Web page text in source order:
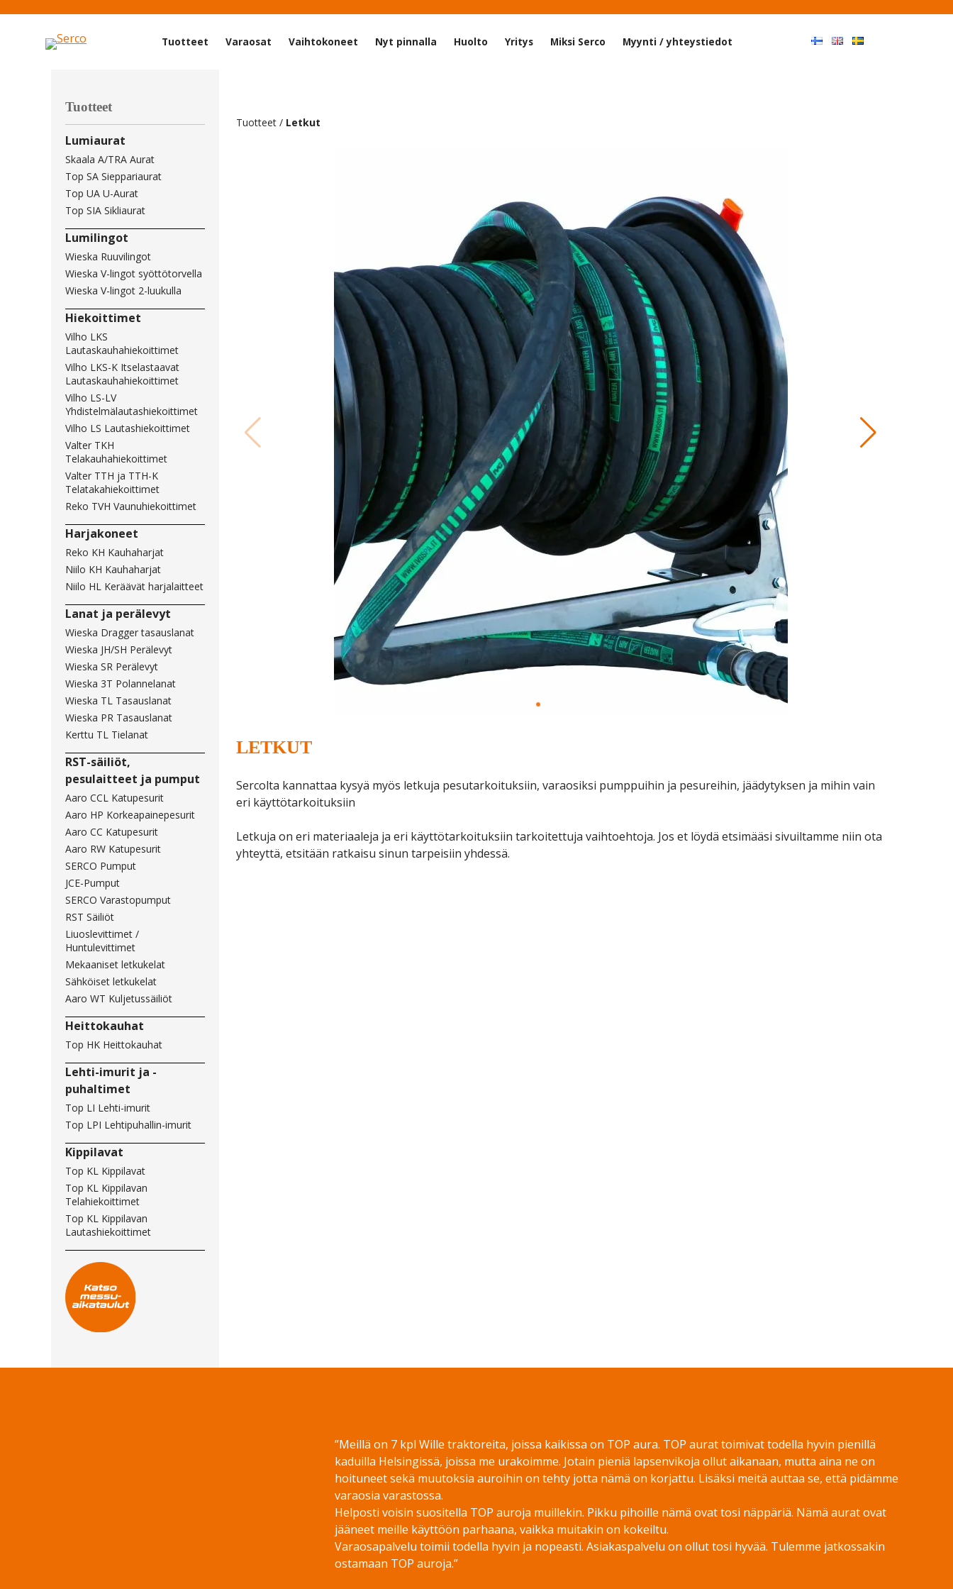
Tuotteet Varaosat Vaihtokoneet Nyt pinnalla Huolto Yritys Miksi Serco Myynti / yhteystiedot
Tuotteet
Lumiaurat
Skaala A/TRA Aurat
Top SA Sieppariaurat
Top UA U-Aurat
Top SIA Sikliaurat
Lumilingot
Wieska Ruuvilingot
Wieska V-lingot syöttötorvella
Wieska V-lingot 2-luukulla
Hiekoittimet
Vilho LKS
Lautaskauhahiekoittimet
Vilho LKS-K Itselastaavat
Lautaskauhahiekoittimet
Vilho LS-LV
Yhdistelmälautashiekoittimet
Vilho LS Lautashiekoittimet
Valter TKH
Telakauhahiekoittimet
Valter TTH ja TTH-K
Telatakahiekoittimet
Reko TVH Vaunuhiekoittimet
Harjakoneet
Reko KH Kauhaharjat
Niilo KH Kauhaharjat
Niilo HL Keräävät harjalaitteet
Lanat ja perälevyt
Wieska Dragger tasauslanat
Wieska JH/SH Perälevyt
Wieska SR Perälevyt
Wieska 3T Polannelanat
Wieska TL Tasauslanat
Wieska PR Tasauslanat
Kerttu TL Tielanat
RST-säiliöt,
pesulaitteet ja pumput
Aaro CCL Katupesurit
Aaro HP Korkeapainepesurit
Aaro CC Katupesurit
Aaro RW Katupesurit
SERCO Pumput
JCE-Pumput
SERCO Varastopumput
RST Säiliöt
Liuoslevittimet /
Huntulevittimet
Mekaaniset letkukelat
Sähköiset letkukelat
Aaro WT Kuljetussäiliöt
Heittokauhat
Top HK Heittokauhat
Lehti-imurit ja -
puhaltimet
Top LI Lehti-imurit
Top LPI Lehtipuhallin-imurit
Kippilavat
Top KL Kippilavat
Top KL Kippilavan
Telahiekoittimet
Top KL Kippilavan
Lautashiekoittimet
Tuotteet / Letkut
LETKUT
Sercolta kannattaa kysyä myös letkuja pesutarkoituksiin, varaosiksi pumppuihin ja pesureihin, jäädytyksen ja mihin vain
eri käyttötarkoituksiin
Letkuja on eri materiaaleja ja eri käyttötarkoituksiin tarkoitettuja vaihtoehtoja. Jos et löydä etsimääsi sivuiltamme niin ota
yhteyttä, etsitään ratkaisu sinun tarpeisiin yhdessä.
”Meillä on 7 kpl Wille traktoreita, joissa kaikissa on TOP aura. TOP aurat toimivat todella hyvin pienillä
kaduilla Helsingissä, joissa me urakoimme. Jotain pieniä lapsenvikoja ollut aikanaan, mutta aina ne on
hoituneet sekä muutoksia auroihin on tehty jotta nämä on korjattu. Lisäksi meitä auttaa se, että pidämme
varaosia varastossa.
Helposti voisin suositella TOP auroja muillekin. Pikku pihoille nämä ovat tosi näppäriä. Nämä aurat ovat
jääneet meille käyttöön parhaana, vaikka muitakin on kokeiltu.
Varaosapalvelu toimii todella hyvin ja nopeasti. Asiakaspalvelu on ollut tosi hyvää. Tulemme jatkossakin
ostamaan TOP auroja.”